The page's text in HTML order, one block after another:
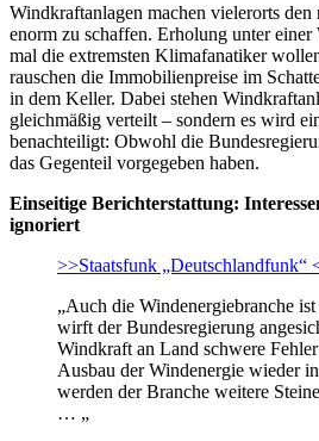
Windkraftanlagen machen vielerorts den
enorm zu schaffen. Erholung unter
mal die extremsten Klimafanatiker
rauschen die Immobilienpreise im
in dem Keller. Dabei stehen
gleichmäßig verteilt – sondern es wird
benachteiligt: Obwohl die
das Gegenteil vorgegeben haben.
Einseitige Berichterstattung:
ignoriert
>>Staatsfunk „Deutschlandfunk“
„Auch die Windenergiebranche
wirft der Bundesregierung
Windkraft an Land schwere
Ausbau der Windenergie wieder
werden der Branche weitere
… „